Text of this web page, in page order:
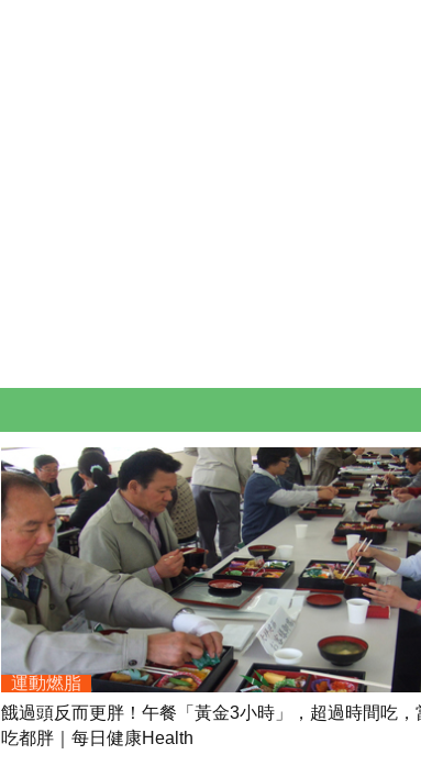
運動燃脂
餓過頭反而更胖！午餐「黃金3小時」，超過時間吃，
吃都胖｜每日健康Health